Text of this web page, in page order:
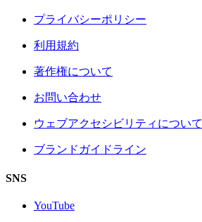
プライバシーポリシー
利用規約
著作権について
お問い合わせ
ウェブアクセシビリティについて
ブランドガイドライン
SNS
YouTube